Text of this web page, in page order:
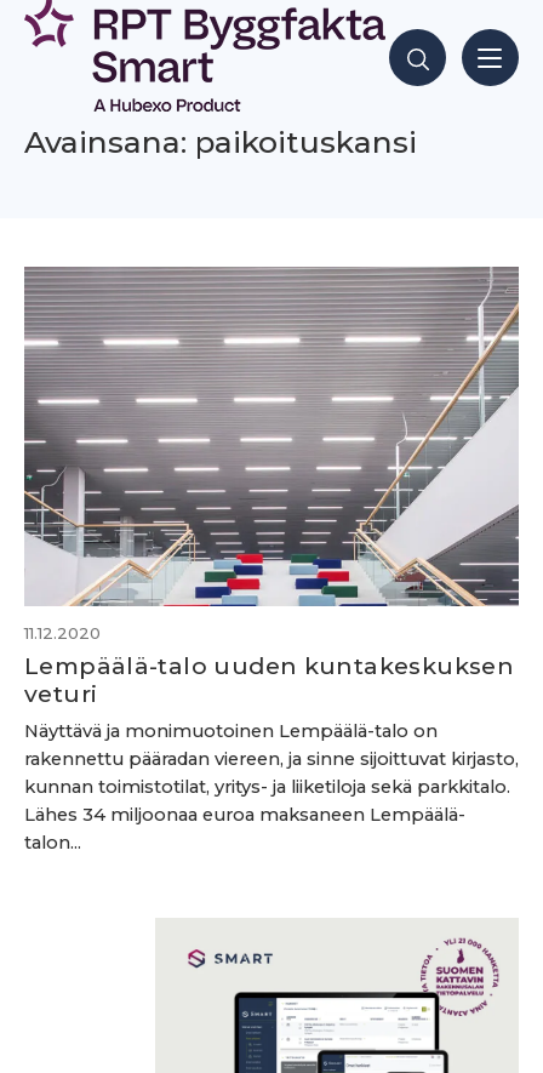
Siirry
sisältöön
Hae sisältöjä
Avainsana: paikoituskansi
11.12.2020
Lempäälä-talo uuden kuntakeskuksen
veturi
Näyttävä ja monimuotoinen Lempäälä-talo on
rakennettu pääradan viereen, ja sinne sijoittuvat kirjasto,
kunnan toimistotilat, yritys- ja liiketiloja sekä parkkitalo.
Lähes 34 miljoonaa euroa maksaneen Lempäälä-
talon...